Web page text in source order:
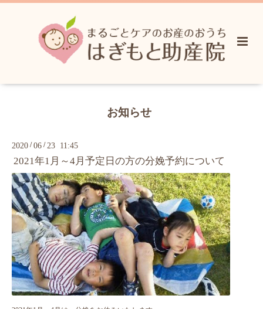
お知らせ
2020 /06 / 23 11:45
2021年1月～4月予定日の方の分娩予約について